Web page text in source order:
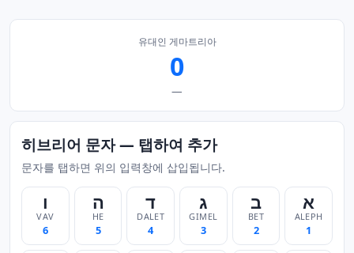
유대인 게마트리아
0
—
히브리어 문자 — 탭하여 추가
문자를 탭하면 위의 입력창에 삽입됩니다.
א
ALEPH
1
ב
BET
2
ג
GIMEL
3
ד
DALET
4
ה
HE
5
ו
VAV
6